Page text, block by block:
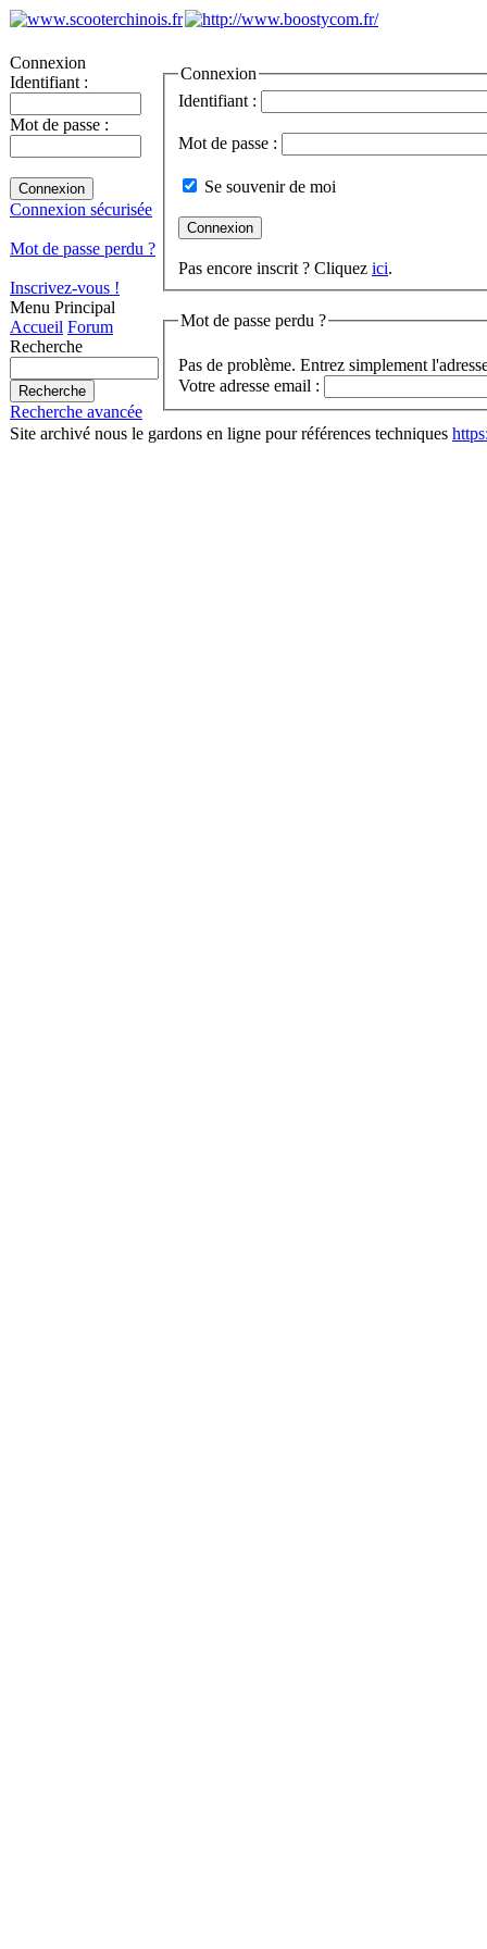
Connexion
Identifiant :
Mot de passe :
Connexion sécurisée
Mot de passe perdu ?
Inscrivez-vous !
Menu Principal
Accueil Forum
Recherche
Recherche avancée
Connexion
Identifiant :
Mot de passe :
Se souvenir de moi
Pas encore inscrit ? Cliquez ici.
Mot de passe perdu ?
Pas de problème. Entrez simplement
Votre adresse email :
Site archivé nous le gardons en ligne pour références techniques